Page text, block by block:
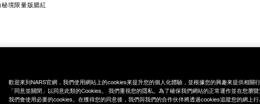
秘境限量版腮紅
歡迎來到NARS官網，我們使用網站上的cookies來提升您的個人化體驗，並根據您的興趣來提供相關
「同意並關閉」以同意此類的Cookies。 我們重視您的隱私。為了確保我們網站的正常運作並在您瀏覽
我們會使用必要的cookies。在獲得您的同意後，我們與我們的合作伙伴將透過cookies追蹤您的網上